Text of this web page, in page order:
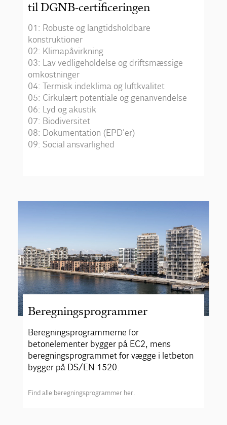
til DGNB-certificeringen
01: Robuste og langtidsholdbare
konstruktioner
02: Klimapåvirkning
03: Lav vedligeholdelse og driftsmæssige
omkostninger
04: Termisk indeklima og luftkvalitet
05: Cirkulært potentiale og genanvendelse
06: Lyd og akustik
07: Biodiversitet
08: Dokumentation (EPD'er)
09: Social ansvarlighed
Beregningsprogrammer
Beregningsprogrammerne for
betonelementer bygger på EC2, mens
beregningsprogrammet for vægge i letbeton
bygger på DS/EN 1520.
Find alle beregningsprogrammer her.